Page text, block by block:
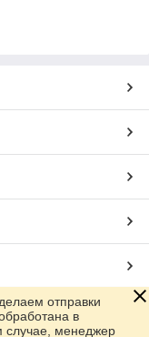
отправки
в
менеджер